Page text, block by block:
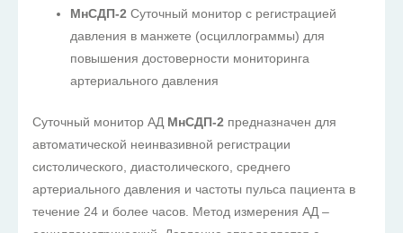
МнСДП-2 Суточный монитор с регистрацией
давления в манжете (осциллограммы) для
повышения достоверности мониторинга
артериального давления
Суточный монитор АД МнСДП-2 предназначен для
автоматической неинвазивной регистрации
систолического, диастолического, среднего
артериального давления и частоты пульса пациента в
течение 24 и более часов. Метод измерения АД –